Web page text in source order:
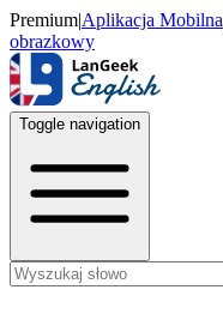
Premium|Aplikacja Mobilna
obrazkowy
Toggle navigation